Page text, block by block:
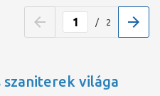
/ 2
szaniterek világa